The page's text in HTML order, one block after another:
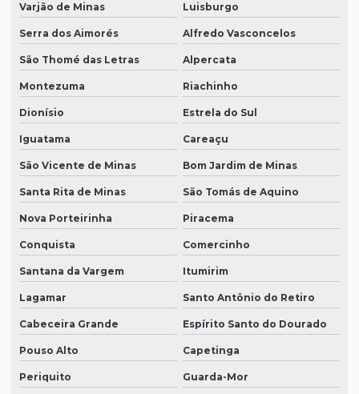
Varjão de Minas Luisburgo
Serra dos Aimorés Alfredo Vasconcelos
São Thomé das Letras Alpercata
Montezuma Riachinho
Dionísio Estrela do Sul
Iguatama Careaçu
São Vicente de Minas Bom Jardim de Minas
Santa Rita de Minas São Tomás de Aquino
Nova Porteirinha Piracema
Conquista Comercinho
Santana da Vargem Itumirim
Lagamar Santo Antônio do Retiro
Cabeceira Grande Espírito Santo do Dourado
Pouso Alto Capetinga
Periquito Guarda-Mor